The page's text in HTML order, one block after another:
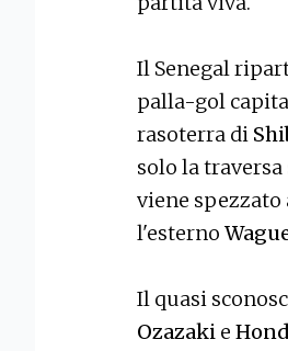
Il Senegal
palla-gol capita
rasoterra di
solo la traversa
viene
l'esterno
Il quasi
Ozazaki e